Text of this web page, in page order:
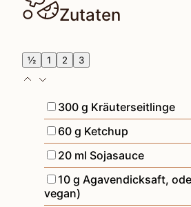
Zutaten
½ 1 2 3
▢
300 g Kräuterseitlinge
▢
60 g Ketchup
▢
20 ml Sojasauce
▢
10 g Agavendicksaft,
vegan)